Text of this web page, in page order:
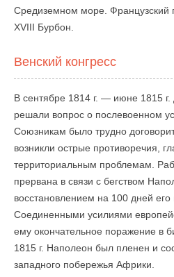
Средиземном море. Французский
XVIII Бурбон.
Венский конгресс
В сентябре 1814 г. — июне 1815
решали вопрос о послевоенном
Союзникам было трудно
возникли острые противоречия,
территориальным проблемам.
прервана в связи с бегством
восстановлением на 100 дней его
Соединенными усилиями
ему окончательное поражение в
1815 г. Наполеон был пленен и
западного побережья Африки.